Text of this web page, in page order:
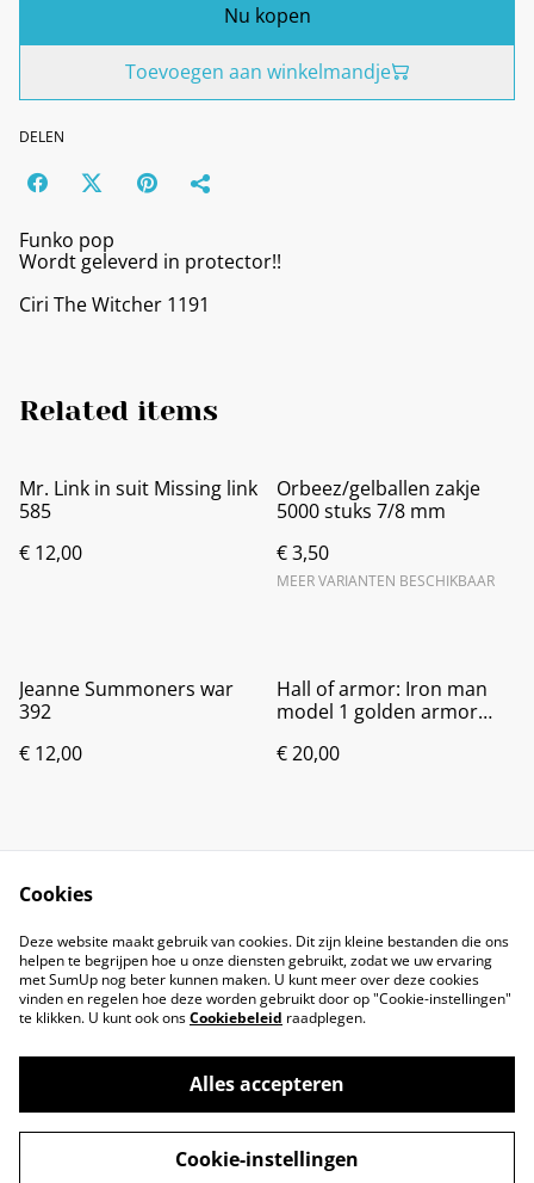
Nu kopen
Toevoegen aan winkelmandje
DELEN
Funko pop
Wordt geleverd in protector!!
Ciri The Witcher 1191
Related items
Mr. Link in suit Missing link
585
€ 12,00
Orbeez/gelballen zakje
5000 stuks 7/8 mm
€ 3,50
MEER VARIANTEN BESCHIKBAAR
Jeanne Summoners war
392
€ 12,00
Hall of armor: Iron man
model 1 golden armor
€ 20,00
©2026Brandsma Toys
powered by
Cookies
Deze website maakt gebruik van cookies. Dit zijn kleine bestanden die ons
helpen te begrijpen hoe u onze diensten gebruikt, zodat we uw ervaring
met SumUp nog beter kunnen maken. U kunt meer over deze cookies
vinden en regelen hoe deze worden gebruikt door op "Cookie-instellingen"
te klikken. U kunt ook onsCookiebeleid raadplegen.
Alles accepteren
Cookie-instellingen